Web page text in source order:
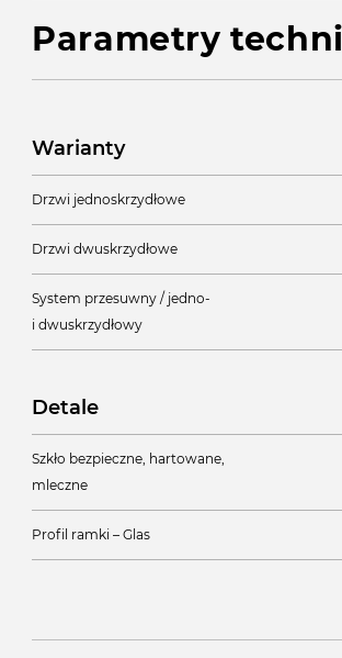
Parametry
Warianty
Drzwi jednoskrzydłowe
Drzwi dwuskrzydłowe
System przesuwny / jedno-
i dwuskrzydłowy
Detale
Szkło bezpieczne, hartowane,
mleczne
Profil ramki – Glas